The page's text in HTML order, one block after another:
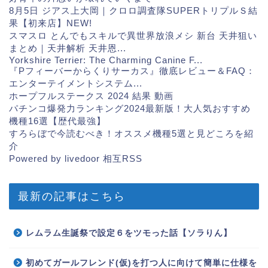
8月5日 ジアス上大岡｜クロロ調査隊SUPERトリプルＳ結
果【初来店】 NEW!
スマスロ とんでもスキルで異世界放浪メシ 新台 天井狙い
まとめ｜天井解析 天井恩...
Yorkshire Terrier: The Charming Canine F...
『Pフィーバーからくりサーカス』徹底レビュー＆FAQ：
エンターテイメントシステム...
ホープフルステークス 2024 結果 動画
パチンコ爆発力ランキング2024最新版！大人気おすすめ
機種16選【歴代最強】
すろらぼで今読むべき！オススメ機種5選と見どころを紹
介
Powered by livedoor 相互RSS
最新の記事はこちら
レムラム生誕祭で設定６をツモった話【ソラりん】
初めてガールフレンド(仮)を打つ人に向けて簡単に仕様を